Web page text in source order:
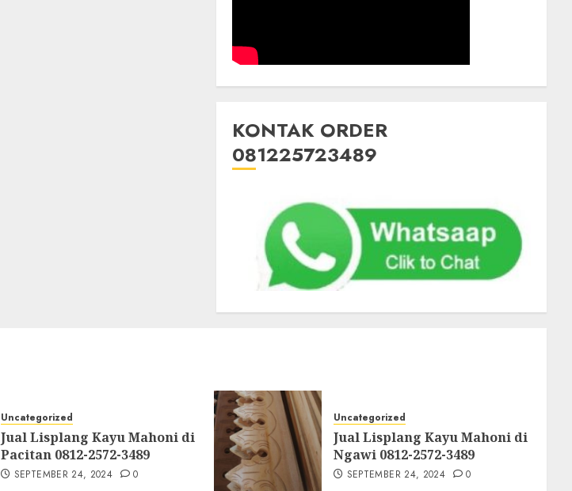
KONTAK ORDER
081225723489
Uncategorized
Jual Lisplang Kayu Mahoni di
Pacitan 0812-2572-3489
SEPTEMBER 24, 2024 0
Uncategorized
Jual Lisplang Kayu Mahoni di
Ngawi 0812-2572-3489
SEPTEMBER 24, 2024 0